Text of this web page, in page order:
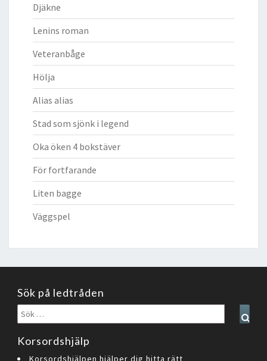
Djäkne
Lenins roman
Veteranbåge
Hölja
Alias alias
Stad som sjönk i legend
Oka öken 4 bokstäver
För fortfarande
Liten bagge
Väggspel
Sök på ledtråden
Sök
efter:
Korsordshjälp
Korsordshjälpen hjälper dig hitta rätt